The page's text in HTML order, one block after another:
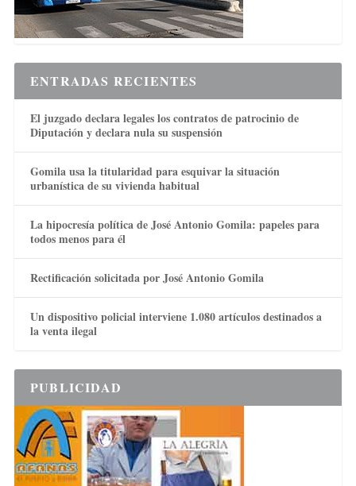
ENTRADAS RECIENTES
El juzgado declara legales los contratos de patrocinio de
Diputación y declara nula su suspensión
Gomila usa la titularidad para esquivar la situación
urbanística de su vivienda habitual
La hipocresía política de José Antonio Gomila: papeles para
todos menos para él
Rectificación solicitada por José Antonio Gomila
Un dispositivo policial interviene 1.080 artículos destinados a
la venta ilegal
PUBLICIDAD